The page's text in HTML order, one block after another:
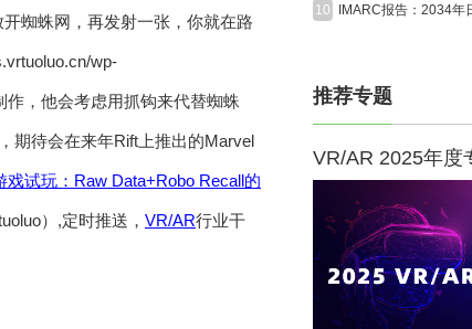
蜘蛛网，再发射一张，你就在路
wp-
作，他会考虑用抓钩来代替蜘蛛
期待会在来年Rift上推出的Marvel
戏试玩：Raw Data+Robo Recall的
）,定时推送， VR/AR行业干
10
推荐专题
VR/AR 2025年度